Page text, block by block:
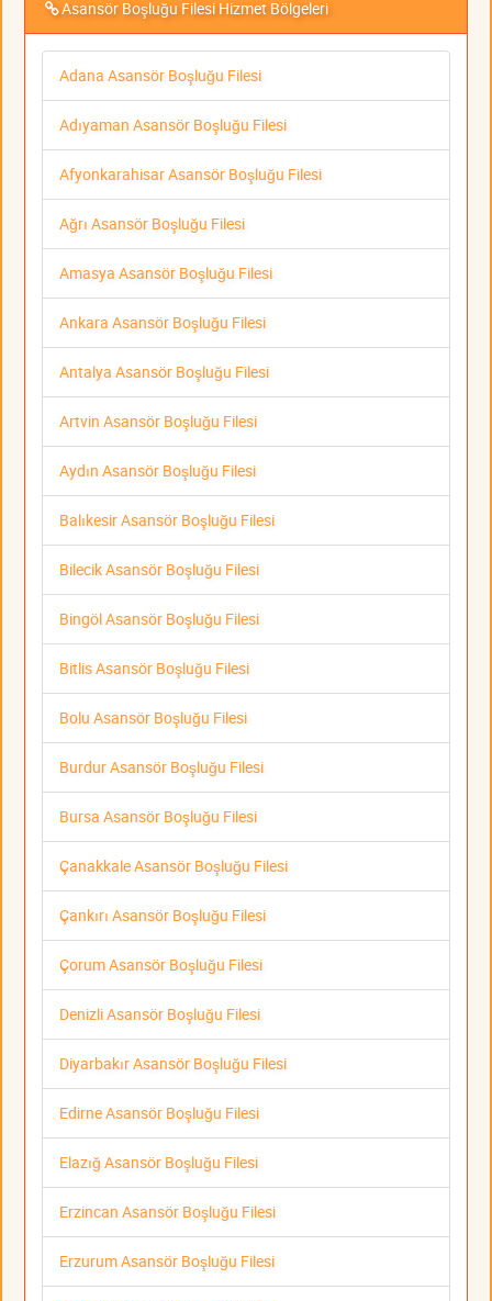
Asansör Boşluğu Filesi Hizmet Bölgeleri
Adana Asansör Boşluğu Filesi
Adıyaman Asansör Boşluğu Filesi
Afyonkarahisar Asansör Boşluğu Filesi
Ağrı Asansör Boşluğu Filesi
Amasya Asansör Boşluğu Filesi
Ankara Asansör Boşluğu Filesi
Antalya Asansör Boşluğu Filesi
Artvin Asansör Boşluğu Filesi
Aydın Asansör Boşluğu Filesi
Balıkesir Asansör Boşluğu Filesi
Bilecik Asansör Boşluğu Filesi
Bingöl Asansör Boşluğu Filesi
Bitlis Asansör Boşluğu Filesi
Bolu Asansör Boşluğu Filesi
Burdur Asansör Boşluğu Filesi
Bursa Asansör Boşluğu Filesi
Çanakkale Asansör Boşluğu Filesi
Çankırı Asansör Boşluğu Filesi
Çorum Asansör Boşluğu Filesi
Denizli Asansör Boşluğu Filesi
Diyarbakır Asansör Boşluğu Filesi
Edirne Asansör Boşluğu Filesi
Elazığ Asansör Boşluğu Filesi
Erzincan Asansör Boşluğu Filesi
Erzurum Asansör Boşluğu Filesi